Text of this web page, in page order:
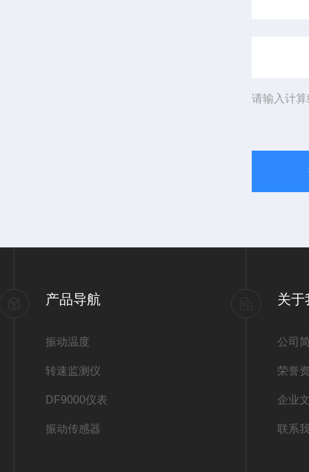
请输入计
产品导航
振动温度
转速监测仪
DF9000仪表
振动传感器
关于
公司
荣誉
企业
联系